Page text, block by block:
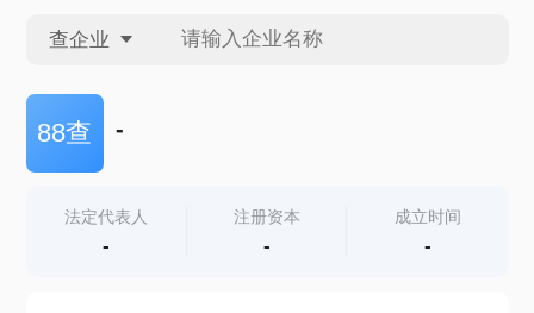
查企业
查企业
查产地
88查 -
法定代表人
-
注册资本
-
成立时间
-